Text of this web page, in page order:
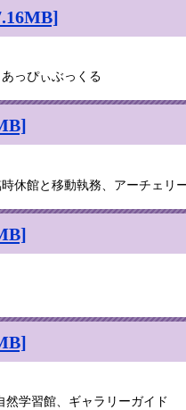
っぴぃぶっくる
休館と移動執務、アーチェ
学習館、ギャラリーガイド